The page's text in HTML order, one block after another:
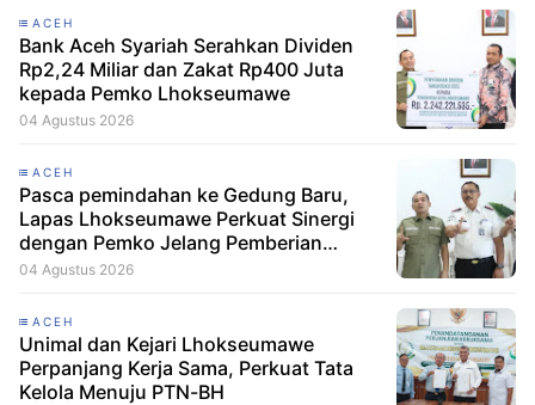
ACEH
Bank Aceh Syariah Serahkan Dividen
Rp2,24 Miliar dan Zakat Rp400 Juta
kepada Pemko Lhokseumawe
04 Agustus 2026
ACEH
Pasca pemindahan ke Gedung Baru,
Lapas Lhokseumawe Perkuat Sinergi
dengan Pemko Jelang Pemberian
Remisi HUT RI
04 Agustus 2026
ACEH
Unimal dan Kejari Lhokseumawe
Perpanjang Kerja Sama, Perkuat Tata
Kelola Menuju PTN-BH